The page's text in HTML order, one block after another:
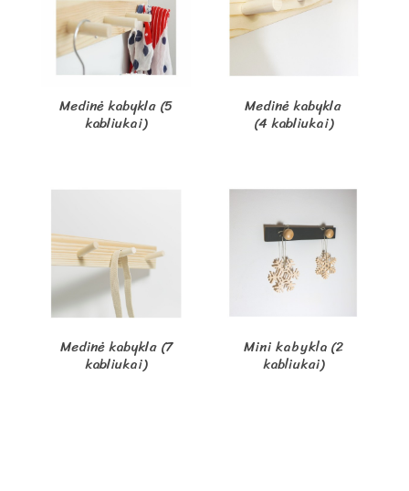
Medinė kabykla (5
kabliukai)
Medinė kabykla
(4 kabliukai)
Medinė kabykla (7
kabliukai)
Mini kabykla (2
kabliukai)